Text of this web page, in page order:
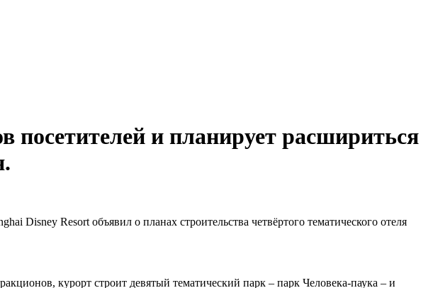
и планирует расшириться
Disney Resort объявил о планах строительства четвёртого тематического отеля
курорт строит девятый тематический парк – парк Человека-паука – и